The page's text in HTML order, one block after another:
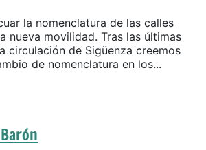
la nomenclatura de las calles
nueva movilidad. Tras las últimas
circulación de Sigüenza creemos
de nomenclatura en los...